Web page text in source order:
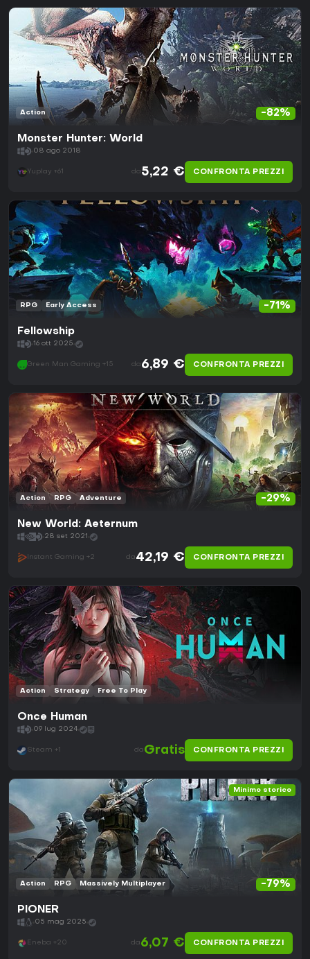
-82%
Action
Monster Hunter: World
08 ago 2018
Yuplay +61 da 5,22 € CONFRONTA PREZZI
-71%
RPG Early Access
Fellowship
16 ott 2025
Green Man Gaming +15 da 6,89 € CONFRONTA PREZZI
-29%
Action RPG Adventure
New World: Aeternum
28 set 2021
Instant Gaming +2 da 42,19 € CONFRONTA PREZZI
Action Strategy Free To Play
Once Human
09 lug 2024
Steam +1 da Gratis CONFRONTA PREZZI
Minimo storico
-79%
Action RPG Massively Multiplayer
PIONER
05 mag 2025
Eneba +20 da 6,07 € CONFRONTA PREZZI